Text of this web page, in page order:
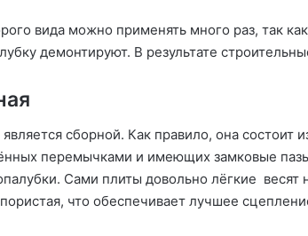
вида можно применять много раз, так
демонтируют. В результате
является сборной. Как правило, она состоит
перемычками и имеющих замковые
Сами плиты довольно лёгкие весят
что обеспечивает лучшее